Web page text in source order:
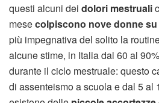
questi alcuni dei dolori mestruali
mesecolpiscono nove donne su
più impegnativa del solito la
alcune stime, in Italia dal 60 al
durante il ciclo mestruale: questo
di assenteismo a scuola e dal 5 al